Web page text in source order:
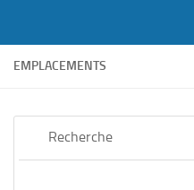
EMPLACEMENTS
Recherche